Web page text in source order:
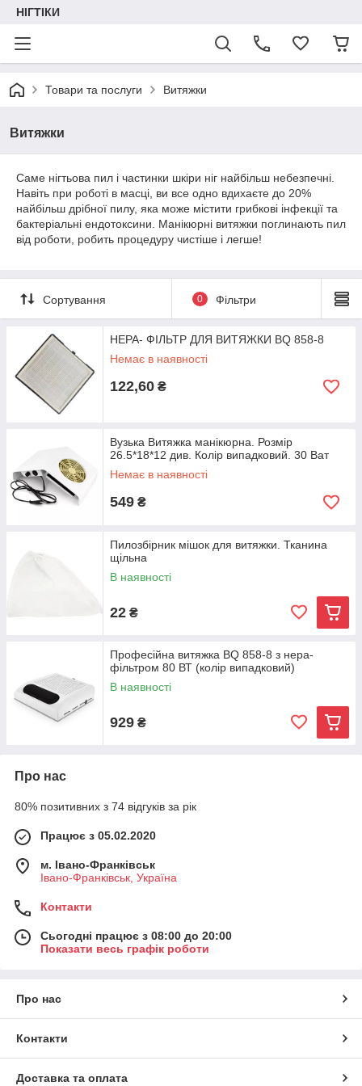
НІГТІКИ
Товари та послуги Витяжки
Витяжки
Саме нігтьова пил і частинки шкіри ніг найбільш небезпечні.
Навіть при роботі в масці, ви все одно вдихаєте до 20%
найбільш дрібної пилу, яка може містити грибкові інфекції та
бактеріальні ендотоксини. Манікюрні витяжки поглинають пил
від роботи, робить процедуру чистіше і легше!
Сортування 0 Фільтри
HEPA- ФІЛЬТР ДЛЯ ВИТЯЖКИ BQ 858-8
Немає в наявності
122,60 ₴
Вузька Витяжка манікюрна. Розмір
26.5*18*12 див. Колір випадковий. 30 Ват
Немає в наявності
549 ₴
Пилозбірник мішок для витяжки. Тканина
щільна
В наявності
22 ₴
Професійна витяжка BQ 858-8 з нера-
фільтром 80 ВТ (колір випадковий)
В наявності
929 ₴
Про нас
80% позитивних з 74 відгуків за рік
Працює з 05.02.2020
м. Івано-Франківськ
Івано-Франківськ, Україна
Контакти
Сьогодні працює з 08:00 до 20:00
Показати весь графік роботи
Про нас
Контакти
Доставка та оплата